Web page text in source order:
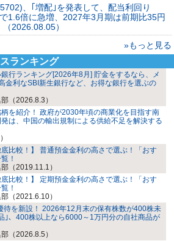
、｢増配｣を発表して、配当利回り
1.6倍に急増、2027年3月期は前期比35円
2026.08.05）
»もっと見る
ランキング
行ランキング[2026年8月] 貯金をするなら、メ
金利なSBI新生銀行など、お得な銀行を選ぶの
（2026.8.3）
柄を紹介！ 政府が2030年頃の商業化を目指す南
は、中国の輸出規制による供給不足を解決する
底比較！】 普通預金金利の高さで選ぶ！「おす
！
（2019.11.1）
底比較！】 定期預金金利の高さで選ぶ！「おす
！
（2021.6.10）
待を新設！ 2026年12月末の保有株数が400株未
｣、400株以上なら6000～1万円分の自社商品が
（2026.8.5）